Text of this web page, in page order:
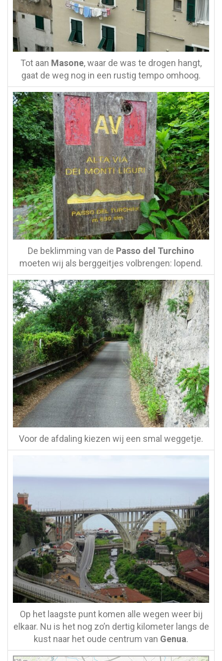
Tot aan Masone, waar de was te drogen hangt,
gaat de weg nog in een rustig tempo omhoog.
De beklimming van de Passo del Turchino
moeten wij als berggeitjes volbrengen: lopend.
Voor de afdaling kiezen wij een smal weggetje.
Op het laagste punt komen alle wegen weer bij
elkaar. Nu is het nog zo’n dertig kilometer langs de
kust naar het oude centrum van Genua.